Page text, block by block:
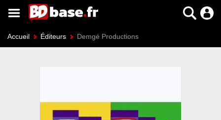
Accueil Éditeurs Demgé Productions